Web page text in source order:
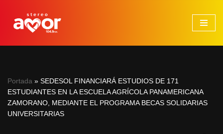
Saltar
Portada » SEDESOL FINANCIARÁ ESTUDIOS DE 171
ESTUDIANTES EN LA ESCUELA AGRÍCOLA PANAMERICANA
ZAMORANO, MEDIANTE EL PROGRAMA BECAS SOLIDARIAS
UNIVERSITARIAS